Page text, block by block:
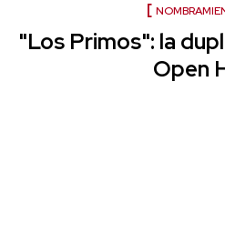
"Los Primos": la
Open